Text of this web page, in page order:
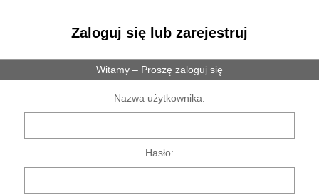
Zaloguj się lub zarejestruj
Witamy – Proszę zaloguj się
Nazwa użytkownika:
Hasło: